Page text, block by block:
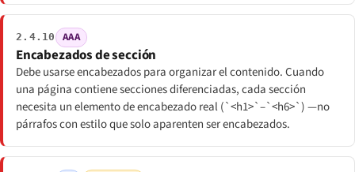
2.4.10 AAA
Encabezados de sección
Debe usarse encabezados para organizar el contenido. Cuando
una página contiene secciones diferenciadas, cada sección
necesita un elemento de encabezado real (`<h1>`–`<h6>`) —no
párrafos con estilo que solo aparenten ser encabezados.